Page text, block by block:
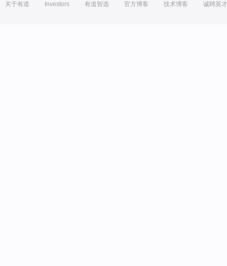
关于有道 Investors 有道智选 官方博客 技术博客 诚聘英才